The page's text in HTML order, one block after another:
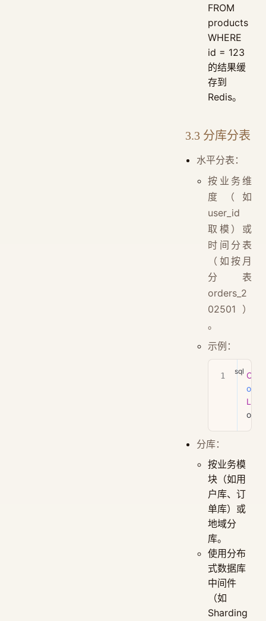
FROM
products
WHERE
id = 123
的结果缓
存到
Redis。
3.3 分库分表
水平分表：
按业务维
度（如
user_id
取模）或
时间分表
（如按月
分表
orders_2
02501）
。
示例：
LIKE
分库：
按业务模
块（如用
户库、订
单库）或
地域分
库。
使用分布
式数据库
中间件
（如
Sharding